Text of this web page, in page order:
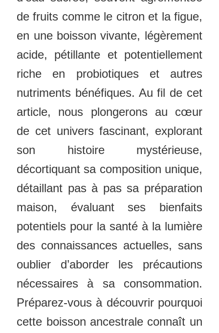
de fruits comme le citron et la figue,
en une boisson vivante, légèrement
acide, pétillante et potentiellement
riche en probiotiques et autres
nutriments bénéfiques. Au fil de cet
article, nous plongerons au cœur
de cet univers fascinant, explorant
son histoire mystérieuse,
décortiquant sa composition unique,
détaillant pas à pas sa préparation
maison, évaluant ses bienfaits
potentiels pour la santé à la lumière
des connaissances actuelles, sans
oublier d’aborder les précautions
nécessaires à sa consommation.
Préparez-vous à découvrir pourquoi
cette boisson ancestrale connaît un